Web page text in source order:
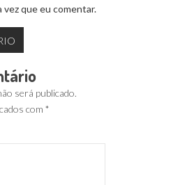
vez que eu comentar.
será publicado.
com *